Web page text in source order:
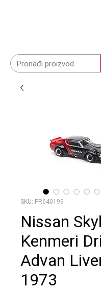
SKU: PR640199
Nissan
Kenmeri
Advan
1973